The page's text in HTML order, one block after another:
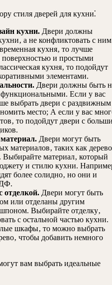
стиля дверей для кухни⁚
кухни. Двери должны
а не конфликтовать с
кухня‚ то лучше
поверхностью и простыми
кухня‚ то подойдут
элементами.
Двери должны быть
Если у вас
выбрать двери с раздвижным
место; А если у вас
то подойдут двери с
Двери могут быть
материалов‚ таких как
материал‚ который
и стилю кухни.
более солидно‚ но они и
отделкой. Двери могут быть
или отделаны другим
Выбирайте отделку‚
с остальной частью кухни.
шкафы‚ то можно выбрать
чтобы добавить немного
вам выбрать идеальные